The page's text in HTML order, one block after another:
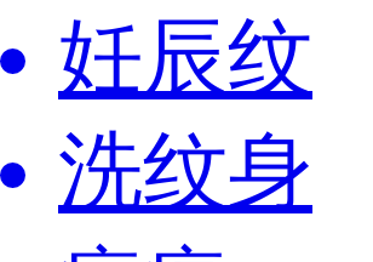
妊辰纹
洗纹身